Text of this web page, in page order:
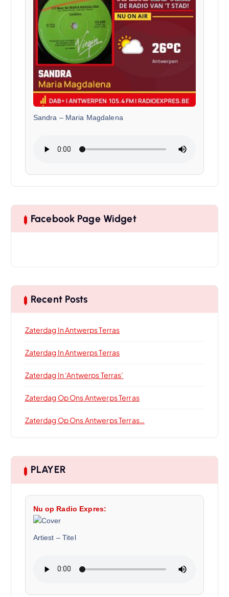
Sandra – Maria Magdalena
Facebook Page Widget
Recent Posts
Zaterdag In Antwerps Terras
Zaterdag In Antwerps Terras
Zaterdag In ‘Antwerps Terras’
Zaterdag Op Ons Antwerps Terras
Zaterdag Op Ons Antwerps Terras…
PLAYER
Nu op Radio Expres:
Artiest – Titel